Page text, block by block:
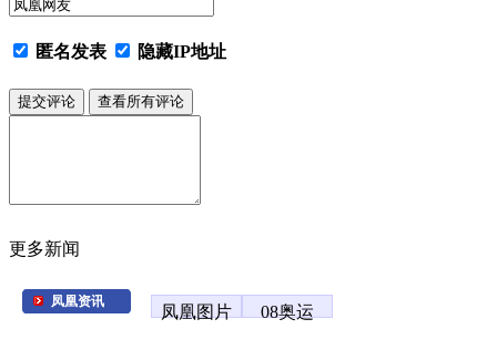
匿名发表 隐藏IP地址
更多新闻
凤凰资讯
凤凰图片 08奥运